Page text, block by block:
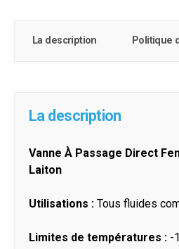
La description Politique
La description
Vanne À Passage Direct
Laiton
Utilisations : Tous fluides
Limites de températures : -